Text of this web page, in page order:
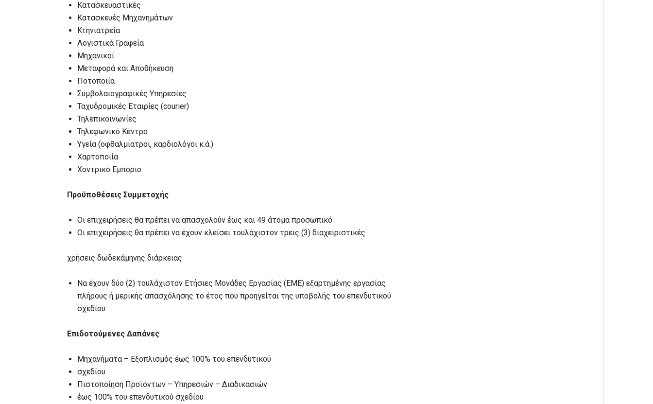
Κατασκευαστικές
Κατασκευές Μηχανημάτων
Κτηνιατρεία
Λογιστικά Γραφεία
Μηχανικοί
Μεταφορά και Αποθήκευση
Ποτοποιία
Συμβολαιογραφικές Υπηρεσίες
Ταχυδρομικές Εταιρίες (courier)
Τηλεπικοινωνίες
Τηλεφωνικό Κέντρο
Υγεία (οφθαλμίατροι, καρδιολόγοι κ.ά.)
Χαρτοποιία
Χοντρικό Εμπόριο
Προϋποθέσεις Συμμετοχής
Οι επιχειρήσεις θα πρέπει να απασχολούν έως και 49 άτομα προσωπικό
Οι επιχειρήσεις θα πρέπει να έχουν κλείσει τουλάχιστον τρεις (3) διαχειριστικές
χρήσεις δωδεκάμηνης διάρκειας
Να έχουν δύο (2) τουλάχιστον Ετήσιες Μονάδες Εργασίας (ΕΜΕ) εξαρτημένης εργασίας
πλήρους ή μερικής απασχόλησης το έτος που προηγείται της υποβολής του επενδυτικού
σχεδίου
Επιδοτούμενες Δαπάνες
Μηχανήματα – Εξοπλισμός έως 100% του επενδυτικού
σχεδίου
Πιστοποίηση Προϊόντων – Υπηρεσιών – Διαδικασιών
έως 100% του επενδυτικού σχεδίου